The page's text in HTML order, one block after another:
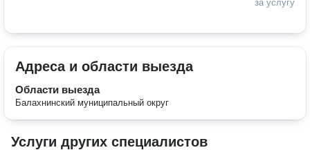
за услугу
Адреса и области выезда
Области выезда
Балахнинский муниципальный округ
Услуги других специалистов